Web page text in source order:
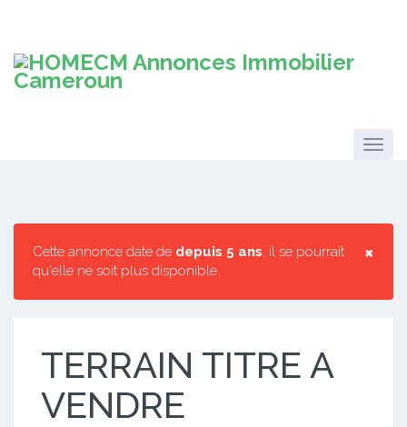
×
Cette annonce date de depuis 5 ans, il se pourrait
qu'elle ne soit plus disponible.
TERRAIN TITRE A
VENDRE